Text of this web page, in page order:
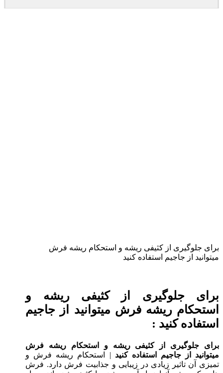
برای جلوگیری از کثیفی ریشه و استحکام ریشه فرش
میتوانید از جاجیم استفاده کنید
برای جلوگیری از کثیفی ریشه و
استحکام ریشه فرش میتوانید از جاجیم
استفاده کنید :
برای جلوگیری از کثیفی ریشه و استحکام ریشه فرش
میتوانید از جاجیم استفاده کنید | استحکام ریشه فرش و
تمیزی آن تاثیر زیادی در زیبایی و جذابیت فرش دارد. فرش